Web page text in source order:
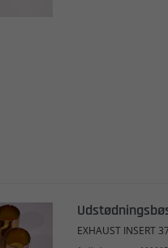
EXHAUST INSERT